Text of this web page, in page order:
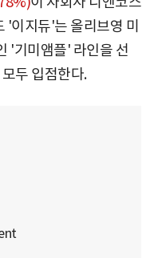
'이지듀'는 올리브영 미
'기미앰플' 라인을 선
두 입점한다.